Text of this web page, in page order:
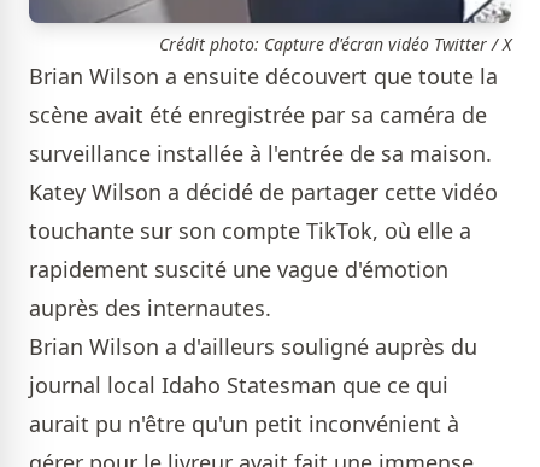
Crédit photo: Capture d'écran vidéo Twitter / X
Brian Wilson a ensuite découvert que toute la
scène avait été enregistrée par sa caméra de
surveillance installée à l'entrée de sa maison.
Katey Wilson a décidé de partager cette vidéo
touchante sur son compte TikTok, où elle a
rapidement suscité une vague d'émotion
auprès des internautes.
Brian Wilson a d'ailleurs souligné auprès du
journal local Idaho Statesman que ce qui
aurait pu n'être qu'un petit inconvénient à